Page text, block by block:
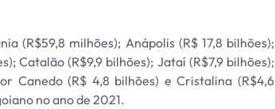
(R$59,8 milhões); Anápolis (R$ 17,8 bilhões);
Catalão (R$9,9 bilhões); Jataí (R$7,9 bilhões);
Canedo (R$ 4,8 bilhões) e Cristalina (R$4,6
no ano de 2021.